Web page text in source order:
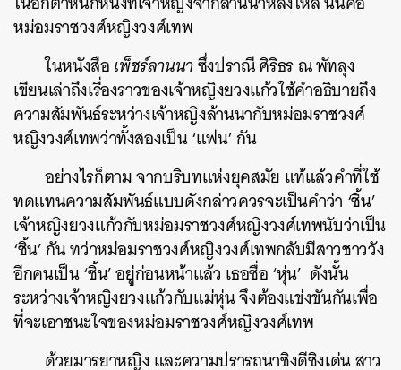
หม่อมราชวงศ์หญิงวงศ์เทพ
ในหนังสือเพ็ชร์ลานนาซึ่งปราณี ศิริธร ณ พัทลุง
เขียนเล่าถึงเรื่องราวของเจ้าหญิงยวงแก้วใช้คำอธิบายถึง
ความสัมพันธ์ระหว่างเจ้าหญิงล้านนากับหม่อมราชวงศ์
หญิงวงศ์เทพว่าทั้งสองเป็น ‘แฟน’ กัน
อย่างไรก็ตาม จากบริบทแห่งยุคสมัย แท้แล้วคำที่ใช้
ทดแทนความสัมพันธ์แบบดังกล่าวควรจะเป็นคำว่า ‘ชิ้น’
เจ้าหญิงยวงแก้วกับหม่อมราชวงศ์หญิงวงศ์เทพนับว่าเป็น
‘ชิ้น’ กัน ทว่าหม่อมราชวงศ์หญิงวงศ์เทพกลับมีสาวชาววัง
อีกคนเป็น ‘ชิ้น’ อยู่ก่อนหน้าแล้ว เธอชื่อ ‘หุ่น’ ดังนั้น
ระหว่างเจ้าหญิงยวงแก้วกับแม่หุ่น จึงต้องแข่งขันกันเพื่อ
ที่จะเอาชนะใจของหม่อมราชวงศ์หญิงวงศ์เทพ
ด้วยมารยาหญิง และความปรารถนาชิงดีชิงเด่น สาว